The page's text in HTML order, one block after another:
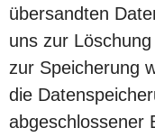
übersandten
uns zur
zur Speicherung
die
abgeschlossener